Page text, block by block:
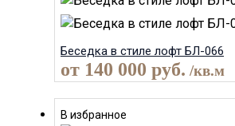
Беседка в стиле лофт БЛ-066
от 140 000 руб. /кв.м
В избранное